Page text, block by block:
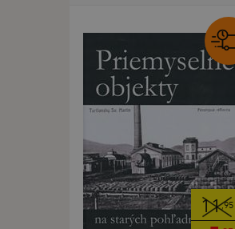
11,95